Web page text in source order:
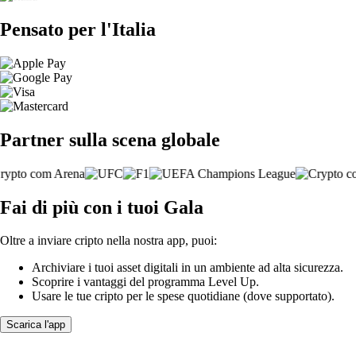
Pensato per l'Italia
Partner sulla scena globale
Fai di più con i tuoi Gala
Oltre a inviare cripto nella nostra app, puoi:
Archiviare i tuoi asset digitali in un ambiente ad alta sicurezza.
Scoprire i vantaggi del programma Level Up.
Usare le tue cripto per le spese quotidiane (dove supportato).
Scarica l'app